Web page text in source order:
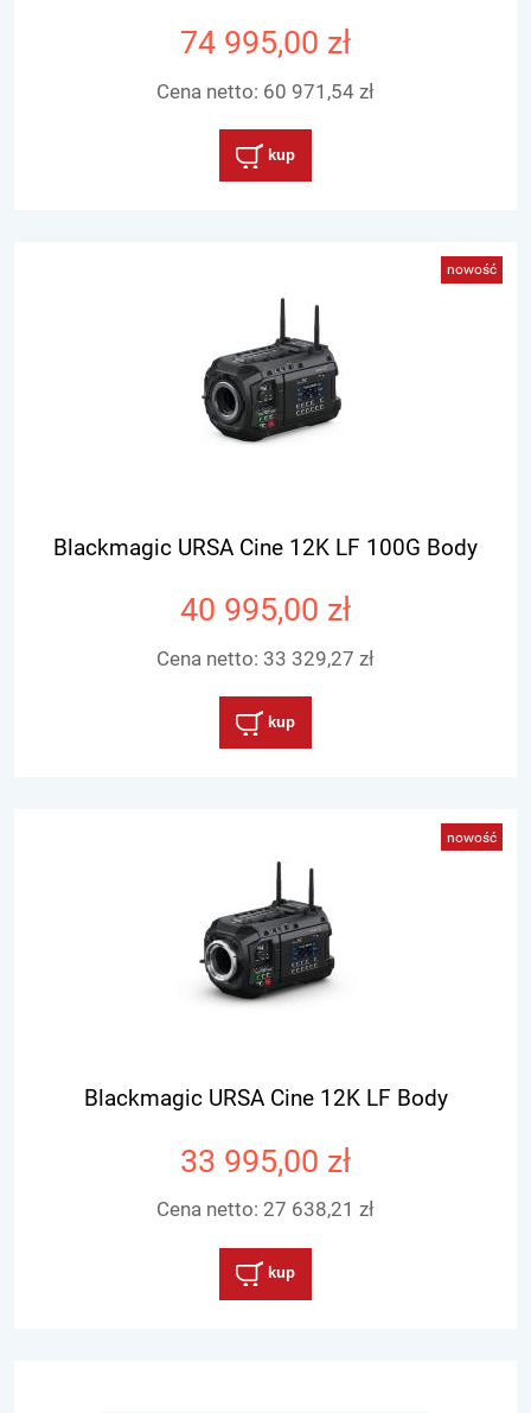
74 995,00 zł
Cena netto: 60 971,54 zł
kup
Blackmagic URSA Cine 12K LF 100G Body
40 995,00 zł
Cena netto: 33 329,27 zł
kup
nowość
Blackmagic URSA Cine 12K LF Body
33 995,00 zł
Cena netto: 27 638,21 zł
kup
nowość